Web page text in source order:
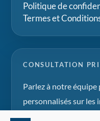
Politique de
Termes et
CONSULTATION
Parlez à notre équipe
personnalisés sur les
d'été et les projets